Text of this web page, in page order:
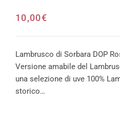
10,00€
Lambrusco di Sorbara DOP
Versione amabile del
una selezione di uve 100%
storico…